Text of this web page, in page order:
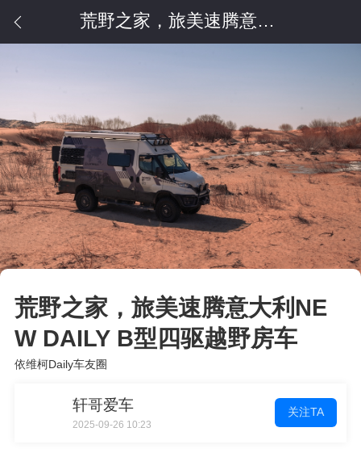
荒野之家，旅美速腾意大利NEW DAILY B型四驱越野房车
荒野之家，旅美速腾意大利NE
W DAILY B型四驱越野房车
依维柯Daily车友圈
轩哥爱车
2025-09-26 10:23
关注TA